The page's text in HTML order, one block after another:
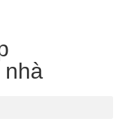
nhà